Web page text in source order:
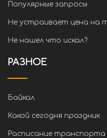
Популярные запросы
Не устраивает цена на
Не нашел что искал?
РАЗНОЕ
Байкал
Какой сегодня праздник
Расписание транспорта